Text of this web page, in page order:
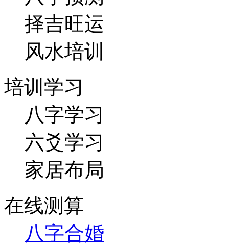
择吉旺运
风水培训
培训学习
八字学习
六爻学习
家居布局
在线测算
八字合婚